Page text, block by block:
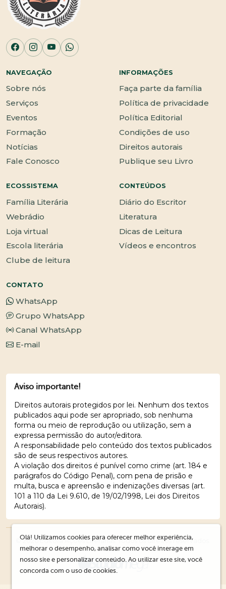
NAVEGAÇÃO
Sobre nós
Serviços
Eventos
Formação
Notícias
Fale Conosco
INFORMAÇÕES
Faça parte da família
Política de privacidade
Política Editorial
Condições de uso
Direitos autorais
Publique seu Livro
ECOSSISTEMA
Família Literária
Webrádio
Loja virtual
Escola literária
Clube de leitura
CONTEÚDOS
Diário do Escritor
Literatura
Dicas de Leitura
Vídeos e encontros
CONTATO
WhatsApp
Grupo WhatsApp
Canal WhatsApp
E-mail
Aviso importante!
Direitos autorais protegidos por lei. Nenhum dos textos
publicados aqui pode ser apropriado, sob nenhuma
forma ou meio de reprodução ou utilização, sem a
expressa permissão do autor/editora.
A responsabilidade pelo conteúdo dos textos publicados
são de seus respectivos autores.
A violação dos direitos é punível como crime (art. 184 e
parágrafos do Código Penal), com pena de prisão e
multa, busca e apreensão e indenizações diversas (art.
101 a 110 da Lei 9.610, de 19/02/1998, Lei dos Direitos
Autorais).
© 2026 Editora Ações Literárias. Todos os direitos reservados.
Olá! Utilizamos cookies para oferecer melhor experiência,
melhorar o desempenho, analisar como você interage em
nosso site e personalizar conteúdo. Ao utilizar este site, você
concorda com o uso de cookies.